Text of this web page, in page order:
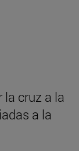
la cruz a la
a la